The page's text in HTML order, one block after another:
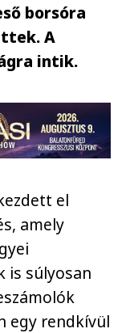
borsóra
A
intik.
el
amely
is súlyosan
egy rendkívül